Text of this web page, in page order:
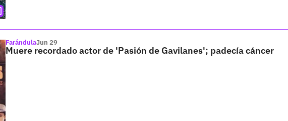
FarándulaJun 29
Muere recordado actor de 'Pasión de Gavilanes'; padecía cáncer